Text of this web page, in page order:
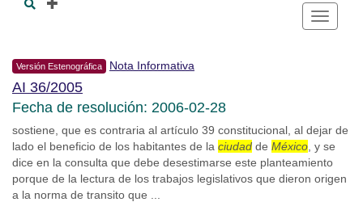
Toggle
Versión Estenográfica Nota Informativa
AI 36/2005
Fecha de resolución: 2006-02-28
sostiene, que es contraria al artículo 39 constitucional, al dejar de
lado el beneficio de los habitantes de la ciudad de México , y se
dice en la consulta que debe desestimarse este planteamiento
porque de la lectura de los trabajos legislativos que dieron origen
a la norma de transito que ...